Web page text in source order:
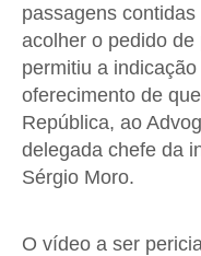
passagens
acolher o pedido
permitiu a
oferecimento de
República, ao
delegada chefe da
Sérgio Moro.
O vídeo a ser